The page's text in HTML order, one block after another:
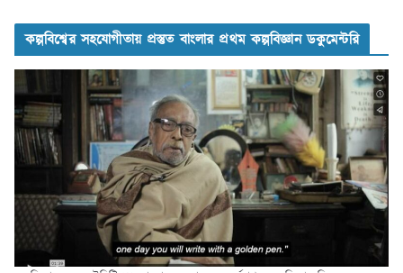
কল্পবিশ্বের সহযোগীতায় প্রস্তুত বাংলার প্রথম কল্পবিজ্ঞান ডকুমেন্টরি